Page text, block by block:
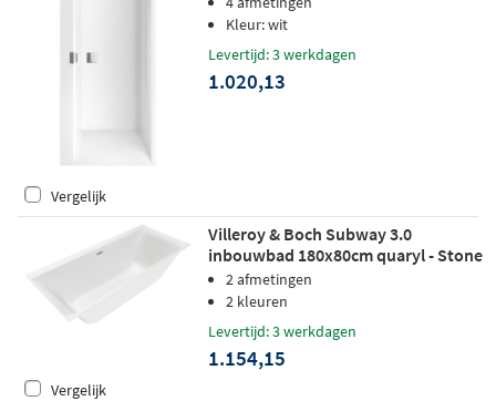
Kleur: wit
Levertijd: 3 werkdagen
1.020,13
Vergelijk
Villeroy & Boch Subway 3.0
inbouwbad 180x80cm quaryl - Stone
White
2 afmetingen
2 kleuren
Levertijd: 3 werkdagen
1.154,15
Vergelijk